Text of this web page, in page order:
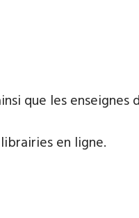
que les enseignes
en ligne.